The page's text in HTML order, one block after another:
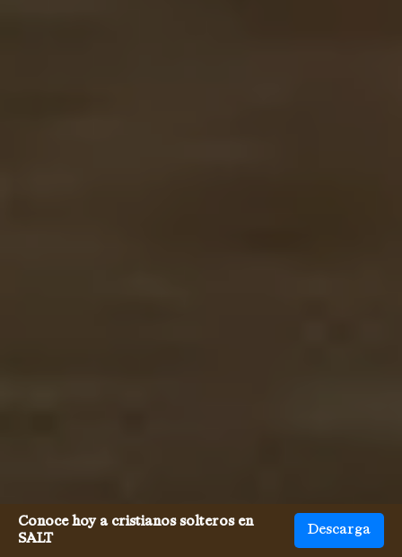
Conoce hoy a cristianos solteros en
SALT
Descarga